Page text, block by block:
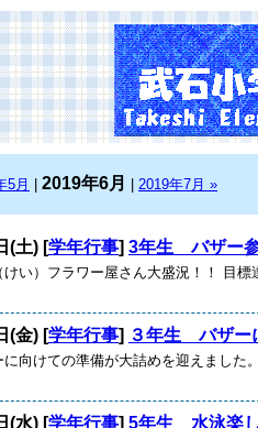
5月 2019年6月 2019年7月 »
(土) [学年行事] 3年生 バザー
けい）フラワー屋さん大盛況！！ 目
(金) [学年行事] ３年生 バザー
に向けての準備が大詰めを迎えました
(水) [学年行事] 5年生 水泳楽